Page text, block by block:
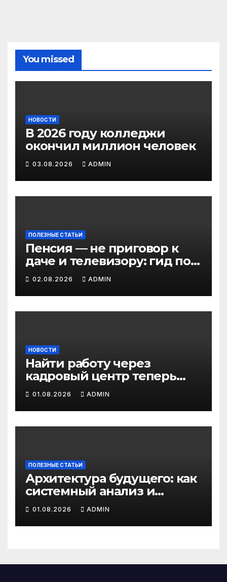
You missed
НОВОСТИ
В 2026 году колледжи
окончил миллион человек
03.08.2026 ADMIN
ПОЛЕЗНЫЕ СТАТЬИ
Пенсия — не приговор к
даче и телевизору: гид по
льготам для работающих
пенсионеров в 2026 году
02.08.2026 ADMIN
НОВОСТИ
Найти работу через
кадровый центр теперь
можно в два раза быстрее
01.08.2026 ADMIN
ПОЛЕЗНЫЕ СТАТЬИ
Архитектура будущего: как
системный анализ и
интеллектуальные
системы управления
бизнес-процессами
01.08.2026 ADMIN